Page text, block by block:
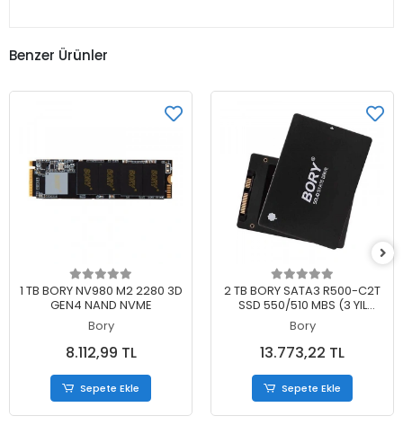
Benzer Ürünler
Sepete Ekle
1 TB BORY NV980 M2 2280 3D
GEN4 NAND NVME
Bory
8.112,99 TL
Sepete Ekle
Sepete Ekle
2 TB BORY SATA3 R500-C2T
SSD 550/510 MBS (3 YIL
GARANTİLİ)
Bory
13.773,22 TL
Sepete Ekle